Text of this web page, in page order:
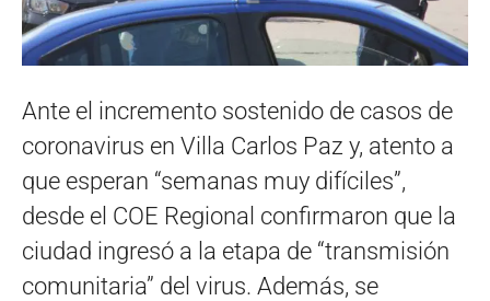
Ante el incremento sostenido de casos de
coronavirus en Villa Carlos Paz y, atento a
que esperan “semanas muy difíciles”,
desde el COE Regional confirmaron que la
ciudad ingresó a la etapa de “transmisión
comunitaria” del virus. Además, se